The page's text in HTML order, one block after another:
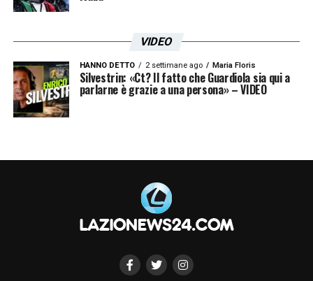
VIDEO
HANNO DETTO 2 settimane ago Maria Floris
Silvestrin: «Ct? Il fatto che Guardiola sia qui a
parlarne è grazie a una persona» – VIDEO